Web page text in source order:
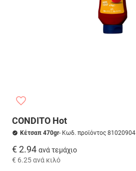
CONDITO Hot
Κέτσαπ 470gr- Κωδ. προϊόντος 81020904
€ 2.94 ανά τεμάχιο
€ 6.25ανά κιλό